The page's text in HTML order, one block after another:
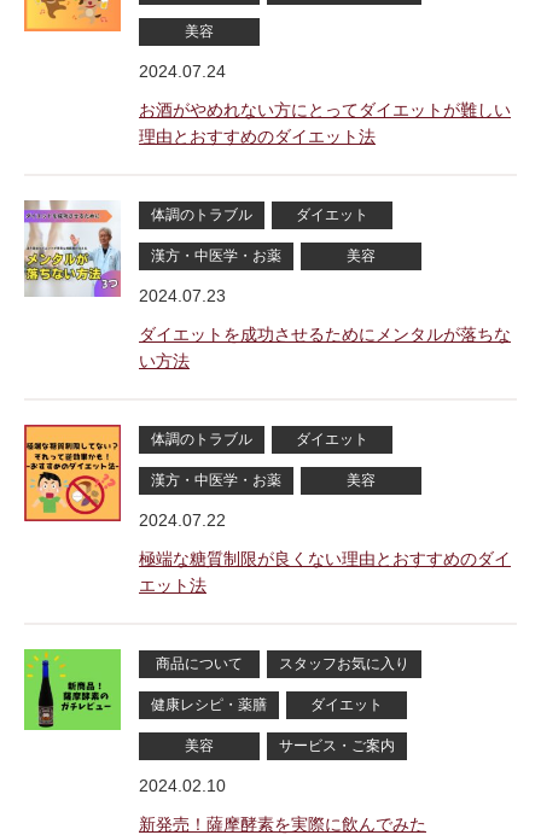
美容
2024.07.24
お酒がやめれない方にとってダイエットが難しい
理由とおすすめのダイエット法
体調のトラブル ダイエット
漢方・中医学・お薬 美容
2024.07.23
ダイエットを成功させるためにメンタルが落ちな
い方法
体調のトラブル ダイエット
漢方・中医学・お薬 美容
2024.07.22
極端な糖質制限が良くない理由とおすすめのダイ
エット法
商品について スタッフお気に入り
健康レシピ・薬膳 ダイエット
美容 サービス・ご案内
2024.02.10
新発売！薩摩酵素を実際に飲んでみた